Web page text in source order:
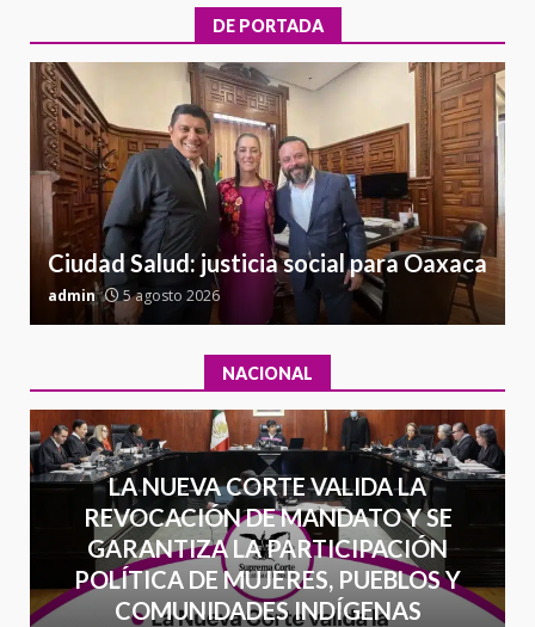
6
California; FGR lo investiga por
presuntos delitos de
contrabando
16 julio 2026
7
Sin paso carretera Oaxaca-
Cuacnopalan
26 junio 2026
DE PORTADA
Ciudad Salud: justicia social para Oaxaca
admin 5 agosto 2026
NACIONAL
LA NUEVA CORTE VALIDA LA
REVOCACIÓN DE MANDATO Y SE
GARANTIZA LA PARTICIPACIÓN
POLÍTICA DE MUJERES, PUEBLOS Y
COMUNIDADES INDÍGENAS